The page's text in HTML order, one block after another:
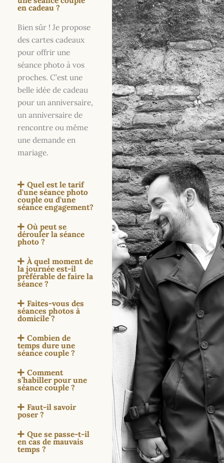
en cadeau ?
Bien sûr ! Je propose
des cartes cadeaux
pour offrir une
séance photo à vos
proches. C’est une
belle idée de cadeau
pour un anniversaire,
un anniversaire de
rencontre ou même
une demande en
mariage.
Quel est le tarif
d'une séance photo
couple ou d'une
séance engagement?
Où peut se
dérouler la séance
photo ?
À quel moment de
la journée est-il
préférable de faire la
séance ?
Faites-vous des
séances photos à
domicile ?
Combien de
temps dure une
séance couple ?
Comment
s’habiller pour une
séance couple ?
Faut-il savoir
poser ?
Que se passe-t-il
en cas de mauvais
temps ?